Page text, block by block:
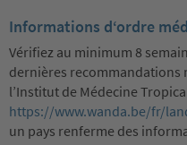
Informations d‘ordre
Vérifiez au minimum 8
dernières recommandations
l’Institut de Médecine
https://www.wanda.be/fr/
un pays renferme des